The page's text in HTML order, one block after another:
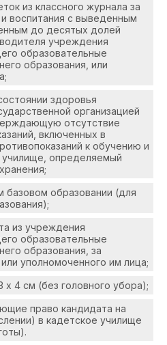
из классного журнала за
воспитания с выведенным
до десятых долей
учреждения
образовательные
образования, или
здоровья
организацией
отсутствие
включенных в
к обучению и
определяемый
образовании (для
из учреждения
образовательные
образования, за
уполномоченного им лица;
4 см (без головного убора);
право кандидата на
в кадетское училище